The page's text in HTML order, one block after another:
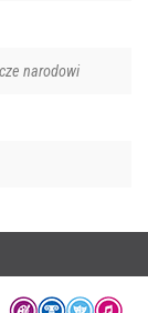
narodowi